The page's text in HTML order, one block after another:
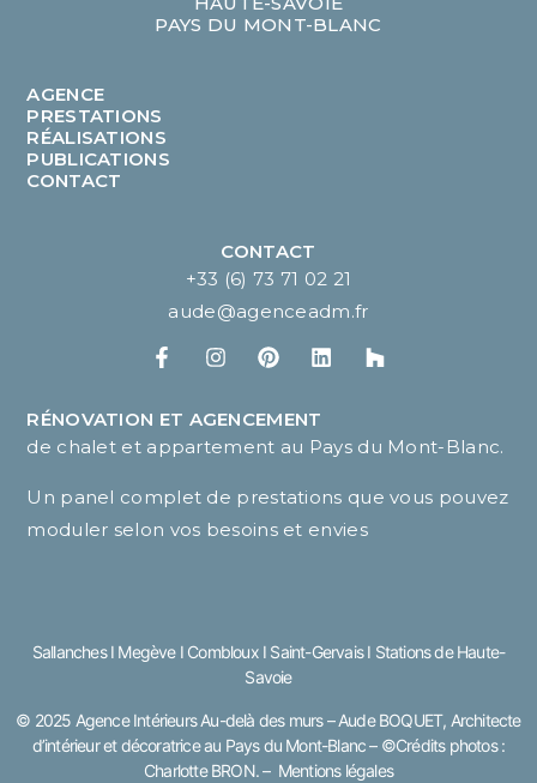
PAYS DU MONT-BLANC
AGENCE
PRESTATIONS
RÉALISATIONS
PUBLICATIONS
CONTACT
RÉNOVATION ET AGENCEMENT
de chalet et appartement au Pays du Mont-Blanc.
Un panel complet de prestations que vous pouvez
moduler selon vos besoins et envies
CONTACT
+33 (6) 73 71 02 21
aude@agenceadm.fr
Sallanches I Megève I Combloux I Saint-Gervais I Stations de Haute-
Savoie
© 2025 Agence Intérieurs Au-delà des murs – Aude BOQUET, Architecte
d’intérieur et décoratrice au Pays du Mont-Blanc – ©Crédits photos :
Charlotte BRON. – Mentions légales